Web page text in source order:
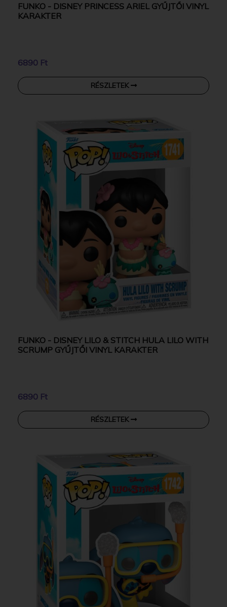
FUNKO - DISNEY PRINCESS ARIEL GYŰJTŐI VINYL
KARAKTER
6890 Ft
RÉSZLETEK
FUNKO - DISNEY LILO & STITCH HULA LILO WITH
SCRUMP GYŰJTŐI VINYL KARAKTER
6890 Ft
RÉSZLETEK